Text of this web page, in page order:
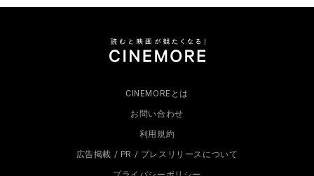
CINEMOREとは
お問い合わせ
利用規約
広告掲載 / PR / プレスリリースについて